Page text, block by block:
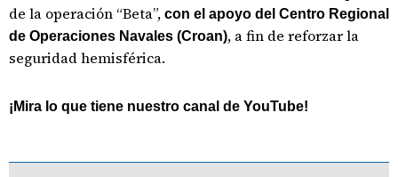
de la operación “Beta”, con el apoyo del Centro Regional
de Operaciones Navales (Croan), a fin de reforzar la
seguridad hemisférica.
¡Mira lo que tiene nuestro canal de YouTube!